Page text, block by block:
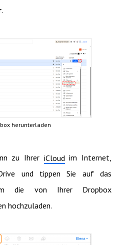
.
herunterladen
zu Ihrer iCloud im Internet,
und tippen Sie auf das
die von Ihrer Dropbox
hochzuladen.